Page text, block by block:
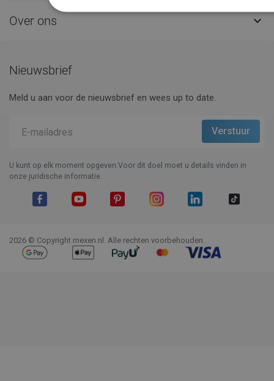
Over ons 
Nieuwsbrief
Meld u aan voor de nieuwsbrief en wees up to date.
U kunt op elk moment opgeven.Voor dit doel moet u details vinden in
onze juridische informatie.
2026 © Copyright mexen.nl. Alle rechten voorbehouden.